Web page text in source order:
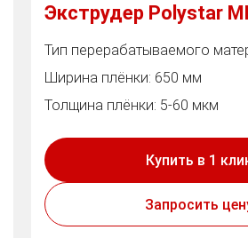
Экструдер Polystar
Тип перерабатываемого
Ширина плёнки: 650 мм
Толщина плёнки: 5-60 мкм
Купить в 1
Запросить